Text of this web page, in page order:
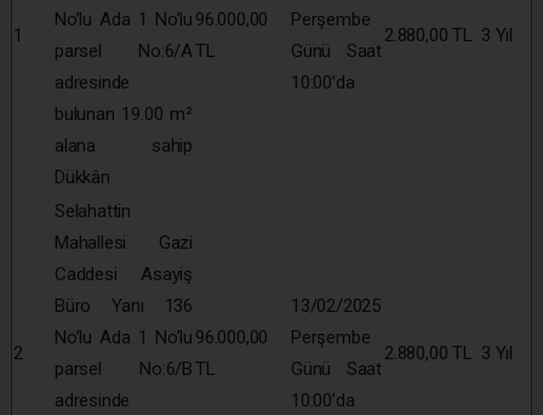
1
No’lu Ada 1 No’lu
parsel No:6/A
adresinde
bulunan 19.00 m²
alana sahip
Dükkân
96.000,00
TL
Perşembe
Günü Saat
10:00’da
2.880,00 TL 3 Yıl
2
Selahattin
Mahallesi Gazi
Caddesi Asayiş
Büro Yanı 136
No’lu Ada 1 No’lu
parsel No:6/B
adresinde
96.000,00
TL
13/02/2025
Perşembe
Günü Saat
10:00’da
2.880,00 TL 3 Yıl